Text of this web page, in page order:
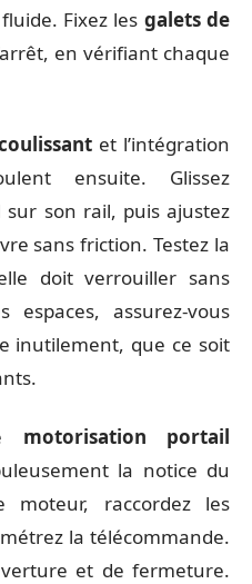
Fixez les galets de
en vérifiant chaque
et l’intégration
ensuite. Glissez
son rail, puis ajustez
sans friction. Testez la
doit verrouiller sans
espaces, assurez-vous
inutilement, que ce soit
motorisation portail
la notice du
moteur, raccordez les
la télécommande.
et de fermeture.